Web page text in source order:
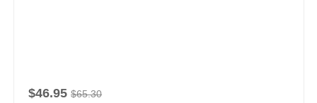
$46.95 $65.30